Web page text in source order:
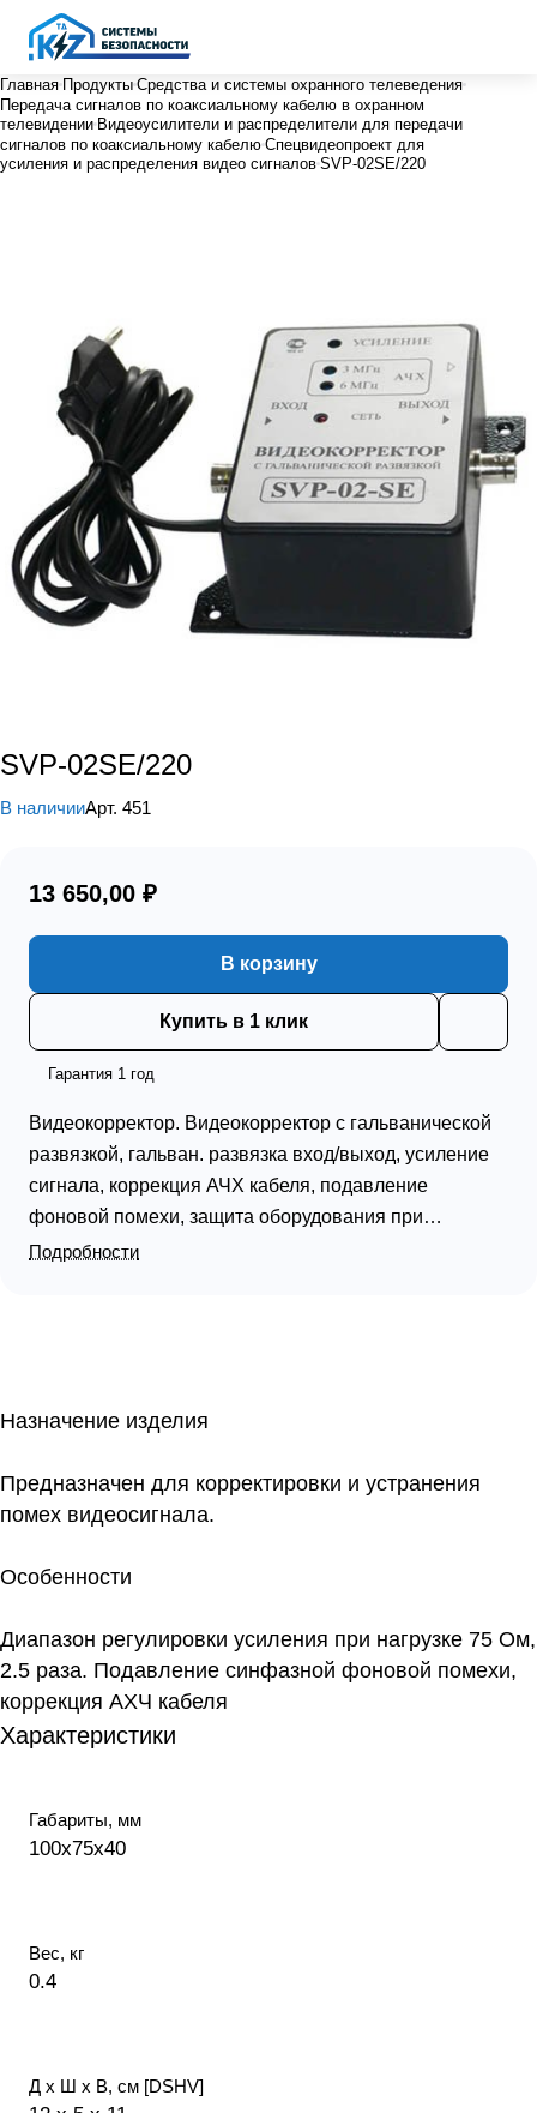
Главная Продукты Средства и системы охранного телеведения
Передача сигналов по коаксиальному кабелю в охранном
телевидении Видеоусилители и распределители для передачи
сигналов по коаксиальному кабелю Спецвидеопроект для
усиления и распределения видео сигналов SVP-02SE/220
SVP-02SE/220
В наличииАрт. 451
13 650,00 ₽
В корзину
Купить в 1 клик
Гарантия 1 год
Видеокорректор. Видеокорректор с гальванической
развязкой, гальван. развязка вход/выход, усиление
сигнала, коррекция АЧХ кабеля, подавление
фоновой помехи, защита оборудования при
аварийных ситуациях в электросети, 220 В, 50 Гц
Подробности
Назначение изделия
Предназначен для корректировки и устранения
помех видеосигнала.
Особенности
Диапазон регулировки усиления при нагрузке 75 Ом,
2.5 раза. Подавление синфазной фоновой помехи,
коррекция АХЧ кабеля
Характеристики
Габариты, мм
100х75х40
Вес, кг
0.4
Д х Ш х В, см [DSHV]